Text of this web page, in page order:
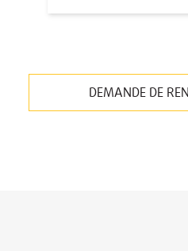
DEMANDE DE